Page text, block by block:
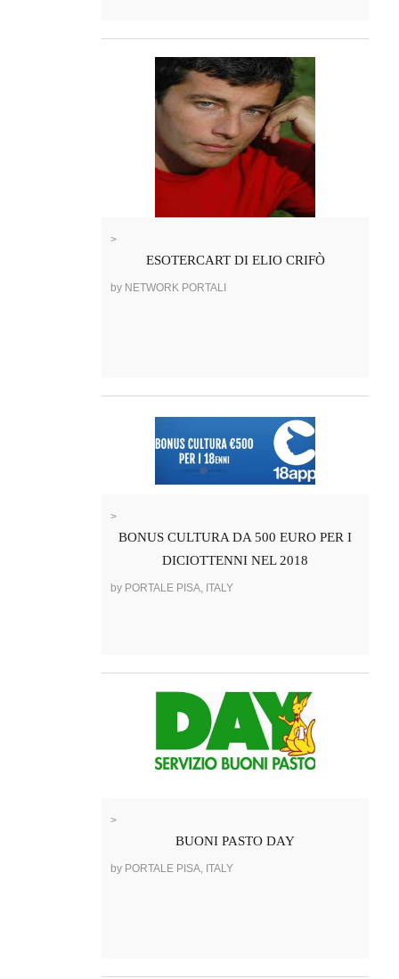
>
ESOTERCART DI ELIO CRIFÒ
by NETWORK PORTALI
>
BONUS CULTURA DA 500 EURO PER I
DICIOTTENNI NEL 2018
by PORTALE PISA, ITALY
>
BUONI PASTO DAY
by PORTALE PISA, ITALY